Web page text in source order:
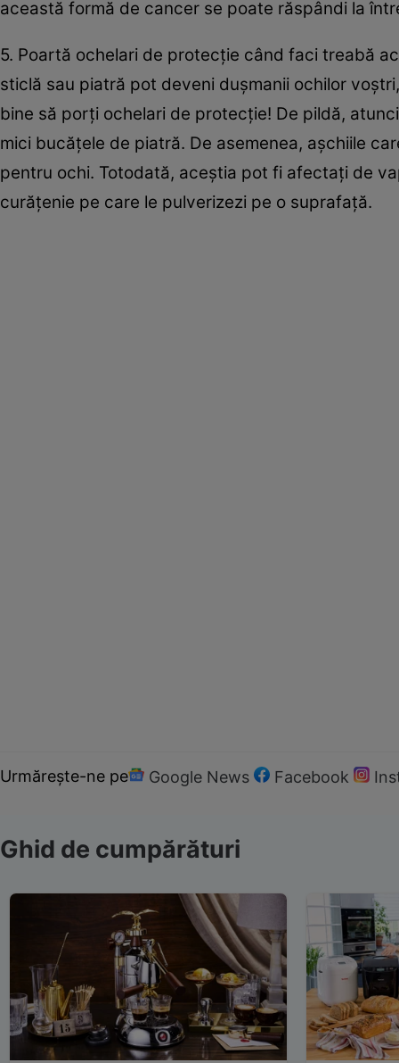
această formă de cancer se poate răspândi la
5. Poartă ochelari de protecție când faci treabă
sticlă sau piatră pot deveni dușmanii ochilor
bine să porți ochelari de protecție! De pildă,
mici bucățele de piatră. De asemenea, așchiile
pentru ochi. Totodată, aceștia pot fi afectați de
curățenie pe care le pulverizezi pe o suprafață.
Urmărește-ne pe Google News Facebook
Ghid de cumpărături